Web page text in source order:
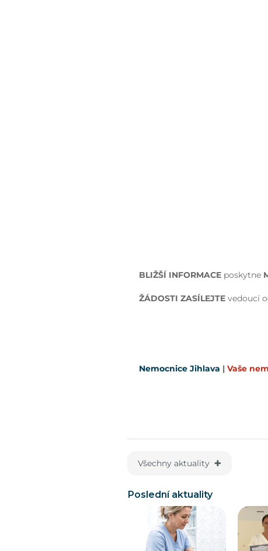
BLIŽŠÍ INFORMACE poskytne
ŽÁDOSTI ZASÍLEJTE vedoucí
Nemocnice Jihlava | Vaše
Všechny aktuality ✚
Poslední aktuality